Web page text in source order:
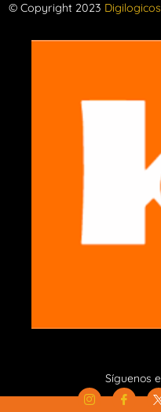
© Copyright 2023 Digilogicos
Síguenos